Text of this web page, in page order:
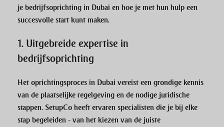
je bedrijfsoprichting in Dubai en hoe je met hun hulp een
succesvolle start kunt maken.
1. Uitgebreide expertise in
bedrijfsoprichting
Het oprichtingsproces in Dubai vereist een grondige kennis
van de plaatselijke regelgeving en de nodige juridische
stappen. SetupCo heeft ervaren specialisten die je bij elke
stap begeleiden - van het kiezen van de juiste